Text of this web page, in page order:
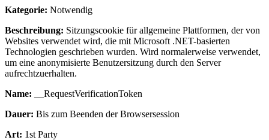
Kategorie: Notwendig
Beschreibung: Sitzungscookie für allgemeine Plattformen, der von
Websites verwendet wird, die mit Microsoft .NET-basierten
Technologien geschrieben wurden. Wird normalerweise verwendet,
um eine anonymisierte Benutzersitzung durch den Server
aufrechtzuerhalten.
Name: __RequestVerificationToken
Dauer: Bis zum Beenden der Browsersession
Art: 1st Party